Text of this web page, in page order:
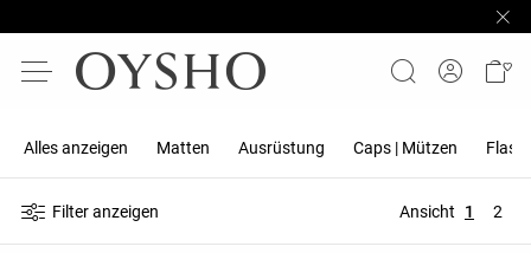
Alles anzeigen Matten Ausrüstung Caps | Mützen
Filter anzeigen Ansicht 1 2